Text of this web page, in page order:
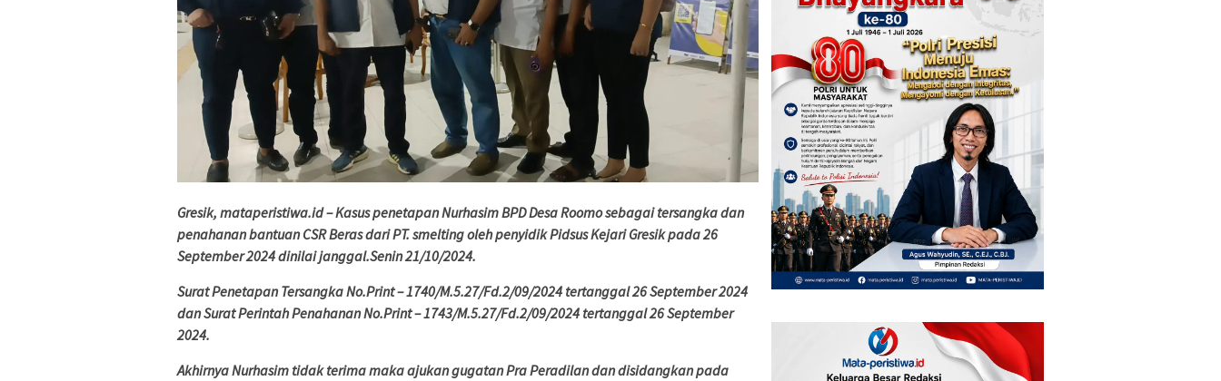
Gresik, mataperistiwa.id –Kasus penetapan Nurhasim BPD Desa Roomo sebagai tersangka dan
penahanan bantuan CSR Beras dari PT. smelting oleh penyidik Pidsus Kejari Gresik pada 26
September 2024 dinilai janggal.Senin 21/10/2024.
Surat Penetapan Tersangka No.Print – 1740/M.5.27/Fd.2/09/2024 tertanggal 26 September 2024
dan Surat Perintah Penahanan No.Print – 1743/M.5.27/Fd.2/09/2024 tertanggal 26 September
2024.
Akhirnya Nurhasim tidak terima maka ajukan gugatan Pra Peradilan dan disidangkan pada